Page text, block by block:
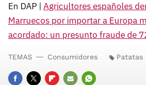
En DAP | Agricultores españoles
Marruecos por importar a Europa
acordado: un presunto fraude de
TEMAS Consumidores Patatas